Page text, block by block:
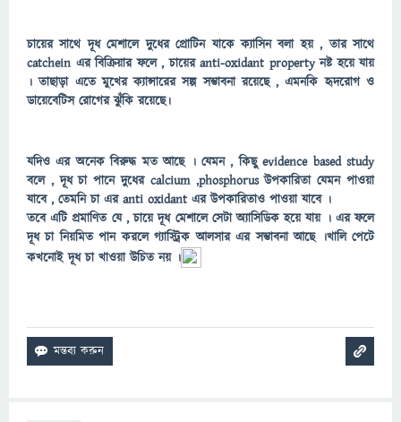
চায়ের সাথে দূধ মেশালে দুধের প্রোটিন যাকে ক্যাসিন বলা হয় , তার সাথে
catchein এর বিক্রিয়ার ফলে , চায়ের anti-oxidant property নষ্ট হয়ে যায়
। তাছাড়া এতে মুখের ক্যান্সারের সল্প সম্ভাবনা রয়েছে , এমনকি হৃদরোগ ও
ডায়েবেটিস রোগের ঝুঁকি রয়েছে।
যদিও এর অনেক বিরুদ্ধ মত আছে । যেমন , কিছু evidence based study
বলে , দূধ চা পানে দুধের calcium ,phosphorus উপকারিতা যেমন পাওয়া
যাবে , তেমনি চা এর anti oxidant এর উপকারিতাও পাওয়া যাবে ।
তবে এটি প্রমাণিত যে , চায়ে দূধ মেশালে সেটা অ্যাসিডিক হয়ে যায় । এর ফলে
দূধ চা নিয়মিত পান করলে গ্যাস্ট্রিক আলসার এর সম্ভাবনা আছে ।খালি পেটে
কখনোই দূধ চা খাওয়া উচিত নয় ।